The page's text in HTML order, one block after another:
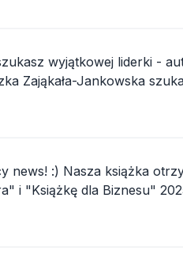
wyjątkowej liderki -
Zająkała-Jankowska
Towarzystwo Trenerów Biznesu
silny talentami" wspólnie z Agnieszka Borys-Gajda napisałyśmy z